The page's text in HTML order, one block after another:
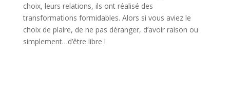
choix, leurs relations, ils ont réalisé des
transformations formidables. Alors si vous aviez le
choix de plaire, de ne pas déranger, d’avoir raison ou
simplement…d’être libre !